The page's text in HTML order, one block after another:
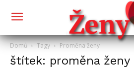
Domů Tagy Proměna ženy
štítek: proměna ženy